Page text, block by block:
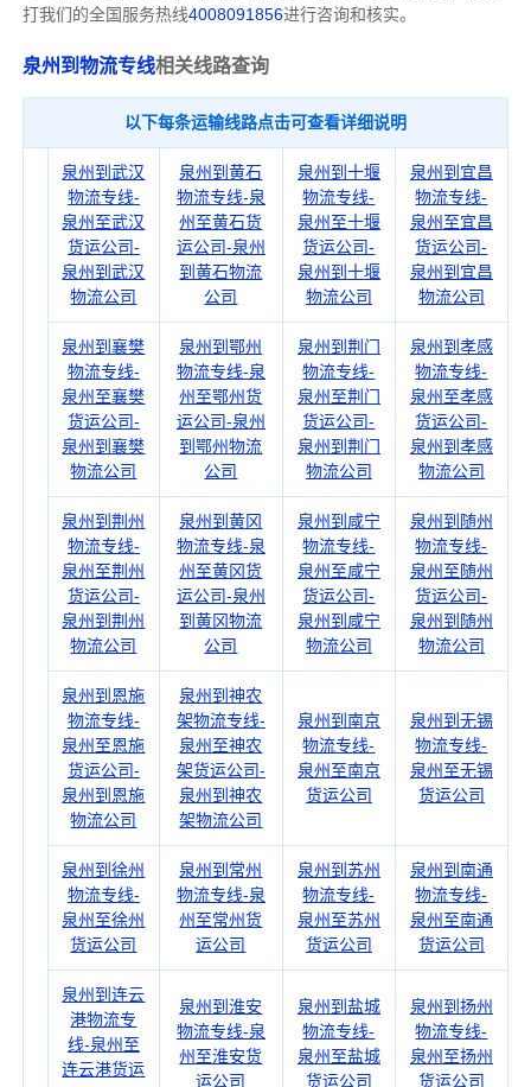
打我们的全国服务热线4008091856进行咨询和核实。
泉州到物流专线相关线路查询
以下每条运输线路点击可查看详细说明
泉州到武汉
物流专线-
泉州至武汉
货运公司-
泉州到武汉
物流公司
泉州到黄石
物流专线-泉
州至黄石货
运公司-泉州
到黄石物流
公司
泉州到十堰
物流专线-
泉州至十堰
货运公司-
泉州到十堰
物流公司
泉州到宜昌
物流专线-
泉州至宜昌
货运公司-
泉州到宜昌
物流公司
泉州到襄樊
物流专线-
泉州至襄樊
货运公司-
泉州到襄樊
物流公司
泉州到鄂州
物流专线-泉
州至鄂州货
运公司-泉州
到鄂州物流
公司
泉州到荆门
物流专线-
泉州至荆门
货运公司-
泉州到荆门
物流公司
泉州到孝感
物流专线-
泉州至孝感
货运公司-
泉州到孝感
物流公司
泉州到荆州
物流专线-
泉州至荆州
货运公司-
泉州到荆州
物流公司
泉州到黄冈
物流专线-泉
州至黄冈货
运公司-泉州
到黄冈物流
公司
泉州到咸宁
物流专线-
泉州至咸宁
货运公司-
泉州到咸宁
物流公司
泉州到随州
物流专线-
泉州至随州
货运公司-
泉州到随州
物流公司
泉州到恩施
物流专线-
泉州至恩施
货运公司-
泉州到恩施
物流公司
泉州到神农
架物流专线-
泉州至神农
架货运公司-
泉州到神农
架物流公司
泉州到南京
物流专线-
泉州至南京
货运公司
泉州到无锡
物流专线-
泉州至无锡
货运公司
泉州到徐州
物流专线-
泉州至徐州
货运公司
泉州到常州
物流专线-泉
州至常州货
运公司
泉州到苏州
物流专线-
泉州至苏州
货运公司
泉州到南通
物流专线-
泉州至南通
货运公司
泉州到连云
港物流专
线-泉州至
连云港货运
泉州到淮安
物流专线-泉
州至淮安货
运公司
泉州到盐城
物流专线-
泉州至盐城
货运公司
泉州到扬州
物流专线-
泉州至扬州
货运公司